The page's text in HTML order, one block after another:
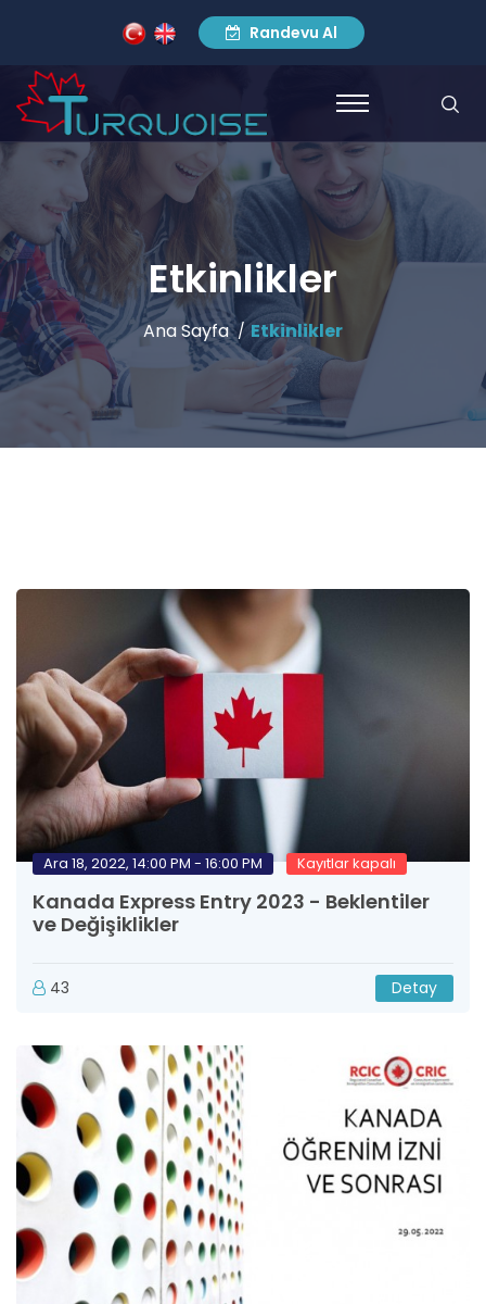
Randevu Al
Etkinlikler
Ana Sayfa Etkinlikler
Ara 18, 2022, 14:00 PM - 16:00 PM Kayıtlar kapalı
Kanada Express Entry 2023 - Beklentiler
ve Değişiklikler
43 Detay